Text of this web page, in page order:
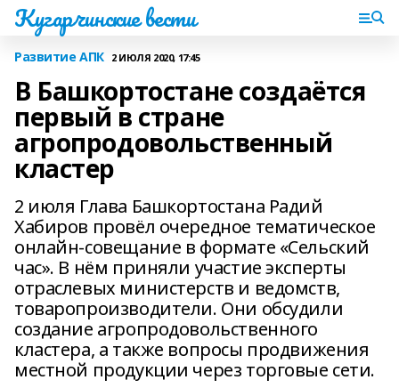
Кугарчинские вести
Развитие АПК 2 ИЮЛЯ 2020, 17:45
В Башкортостане создаётся
первый в стране
агропродовольственный
кластер
2 июля Глава Башкортостана Радий
Хабиров провёл очередное тематическое
онлайн-совещание в формате «Сельский
час». В нём приняли участие эксперты
отраслевых министерств и ведомств,
товаропроизводители. Они обсудили
создание агропродовольственного
кластера, а также вопросы продвижения
местной продукции через торговые сети.